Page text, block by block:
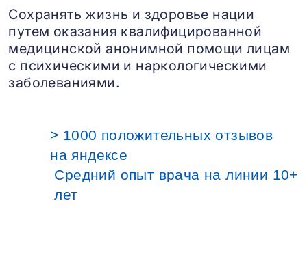
Сохранять жизнь и здоровье нации
путем оказания квалифицированной
медицинской анонимной помощи лицам
с психическими и наркологическими
заболеваниями.
> 1000 положительных отзывов
на яндексе
Средний опыт врача на линии 10+
лет